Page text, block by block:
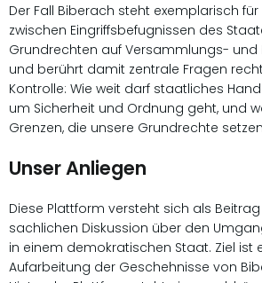
Der Fall Biberach steht exemplarisch
zwischen Eingriffsbefugnissen des
Grundrechten auf Versammlungs- und
und berührt damit zentrale Fragen
Kontrolle: Wie weit darf staatliches
um Sicherheit und Ordnung geht, und
Grenzen, die unsere Grundrechte
Unser Anliegen
Diese Plattform versteht sich als
sachlichen Diskussion über den
in einem demokratischen Staat. Ziel ist
Aufarbeitung der Geschehnisse von